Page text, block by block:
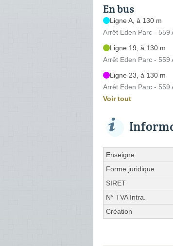
En bus
Ligne A, à 130 m
Arrêt Eden Parc - 559
Ligne 19, à 130 m
Arrêt Eden Parc - 559
Ligne 23, à 130 m
Arrêt Eden Parc - 559
Voir tout
Enseigne
Forme juridique
SIRET
N° TVA Intra.
Création